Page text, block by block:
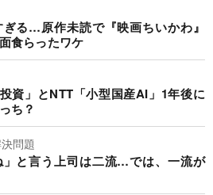
る…原作未読で『映画ちいかわ』
食らったワケ
資」とNTT「小型国産AI」1年後に
ち？
問題
と言う上司は二流…では、一流が